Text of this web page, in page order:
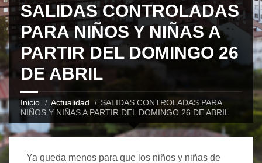
SALIDAS CONTROLADAS
PARA NIÑOS Y NIÑAS A
PARTIR DEL DOMINGO 26
DE ABRIL
Inicio Actualidad
SALIDAS CONTROLADAS PARA
NIÑOS Y NIÑAS A PARTIR DEL DOMINGO 26 DE ABRIL
Ya queda menos para que los niños y niñas de